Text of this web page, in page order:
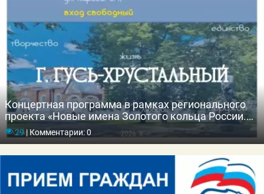
Концертная программа в рамках регионального
проекта «Новые имена Золотого кольца России.
Владимирская область»
29|Комментарии: 0